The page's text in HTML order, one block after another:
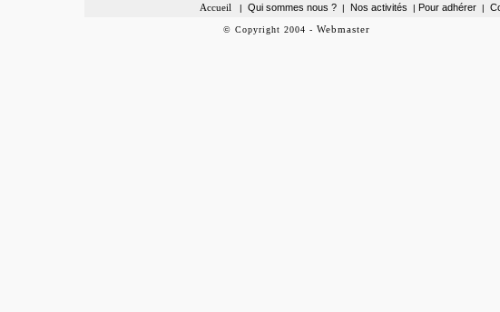
Accueil | Qui sommes nous ? | Nos activités | Pour adhérer |
© Copyright 2004 - Webmaster